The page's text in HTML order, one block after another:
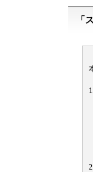
「